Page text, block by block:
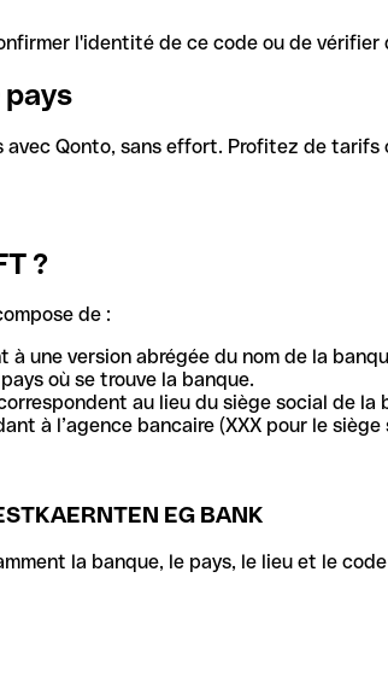
l'identité de ce code ou de
Qonto, sans effort. Profitez de
?
de :
une version abrégée du nom de la
où se trouve la banque.
au lieu du siège social de la
à l’agence bancaire (XXX pour le siège
EG BANK
la banque, le pays, le lieu et le